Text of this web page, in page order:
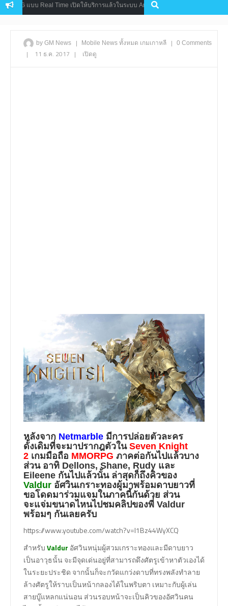
แบบ Real Time เปิดให้บริการแล้วในระบบ Android
by GM News | Mobile News ทั้งหมด เกมเกาหลี | 0 Comments
| 11 ธ.ค. 2017 | เปิดดู
หลังจาก Netmarble มีการปล่อยตัวละคร
ดั้งเดิมที่จะมาปรากฎตัวใน Seven Knight
2 เกมมือถือ MMORPG ภาคต่อกันไปแล้วบาง
ส่วน อาทิ Dellons, Shane, Rudy และ
Eileene กันไปแล้วนั้น ล่าสุดก็ถึงคิวของ
Valdur อัศวินเกราะทองผู้มาพร้อมดาบยาวที่
ขอโดดมาร่วมแจมในภาคนี้กันด้วย ส่วน
จะแจ่มขนาดไหนไปชมคลิปของพี่ Valdur
พร้อมๆ กันเลยครับ
https://www.youtube.com/watch?v=l1Bz44WyXCQ
สำหรับValdur อัศวินหนุ่มผู้สวมเกราะทองและมีดาบยาว
เป็นอาวุธนั้น จะมีจุดเด่นอยู่ที่สามารถดึงศัตรูเข้าหาตัวเองได้
ในระยะประชิด จากนั้นก็จะกวัดแกว่งดาบที่ทรงพลังทำลาย
ล้างศัตรูให้ราบเป็นหน้ากลองได้ในพริบตา เหมาะกับผู้เล่น
สายบู๊แหลกแน่นอน ส่วนรอบหน้าจะเป็นคิวของอัศวินคน